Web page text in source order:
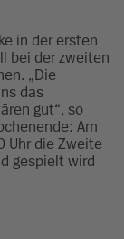
in der ersten
bei der zweiten
„Die
das
gut“, so
Am
Uhr die Zweite
gespielt wird